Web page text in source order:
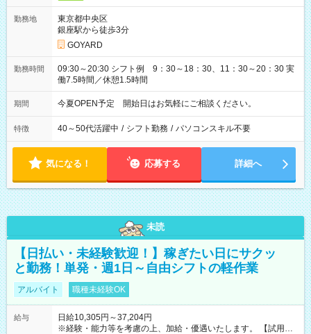
勤務地
東京都中央区
銀座駅から徒歩3分
GOYARD
勤務時間
09:30～20:30 シフト例 9：30～18：30、11：30～20：30 実
働7.5時間／休憩1.5時間
期間 今夏OPEN予定 開始日はお気軽にご相談ください。
特徴 40～50代活躍中 / シフト勤務 / パソコンスキル不要
気になる！ 応募する 詳細へ
未読
【日払い・未経験歓迎！】稼ぎたい日にサクッ
と勤務！単発・週1日～自由シフトの軽作業
アルバイト 職種未経験OK
給与
日給10,305円～37,204円
※経験・能力等を考慮の上、加給・優遇いたします。 【試用期